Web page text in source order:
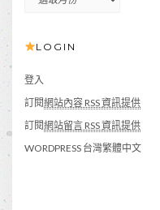
間
擇
LOGIN
登入
訂閱網站內容 RSS 資訊提供
訂閱網站留言 RSS 資訊提供
WORDPRESS 台灣繁體中文